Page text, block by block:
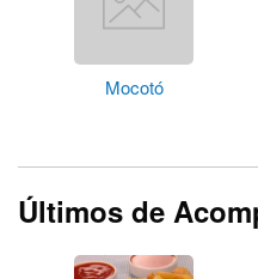
Mocotó
Últimos de